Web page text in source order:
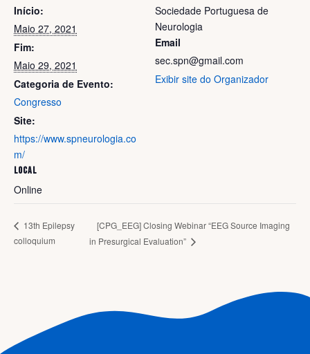
Início:
Maio 27, 2021
Fim:
Maio 29, 2021
Categoria de Evento:
Congresso
Site:
https://www.spneurologia.co
m/
LOCAL
Online
Sociedade Portuguesa de
Neurologia
Email
sec.spn@gmail.com
Exibir site do Organizador
13th Epilepsy
colloquium
[CPG_EEG] Closing Webinar “EEG Source Imaging
in Presurgical Evaluation”